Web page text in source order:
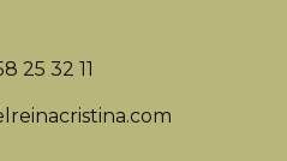
25 32 11